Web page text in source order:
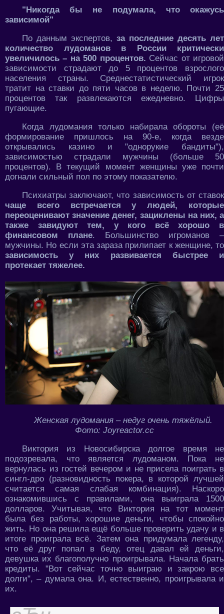
"Никогда бы не подумала, что окажусь
зависимой"
По данным экспертов, за последние десять лет
количество лудоманов в России критически
увеличилось – на 500 процентов. Сейчас от игровой
зависимости страдают до 5 процентов взрослого
населения страны. Среднестатистический игрок
тратит на ставки до пяти часов в неделю. Почти 25
процентов так развлекаются ежедневно. Цифры
пугающие.
Когда лудомания только набирала обороты (её
формирование пришлось на 90-е, когда везде
открывались казино и "однорукие бандиты"),
зависимостью страдали мужчины (больше 50
процентов). В текущий момент женщины уже почти
догнали сильный пол по этому показателю.
Психиатры заключают, что зависимость от ставок
чаще всего встречается у людей, которые
переоценивают значение денег, зациклены на них, а
также завидуют тем, у кого всё хорошо в
финансовом плане. Большинство игроманов –
мужчины. Но если эта зараза прилипает к женщине, то
зависимость у них развивается быстрее и
протекает тяжелее.
Женская лудомания – недуг очень тяжёлый.
Фото: Joyreactor.cc
Виктория из Новосибирска долгое время не
подозревала, что является лудоманом. Пока не
вернулась из гостей вечером и не присела поиграть в
сингл-дро (разновидность покера, в которой лучшей
считается самая слабая комбинация). Наскоро
ознакомившись с правилами, она выиграла 1500
долларов. Учитывая, что Виктория на тот момент
была без работы, хорошие деньги, чтобы спокойно
жить. Но она решила ещё больше проверить удачу и в
итоге проиграла всё. Затем она придумала легенду,
что её друг попал в беду, отец давал ей деньги,
девушка их благополучно проигрывала. Начала брать
кредиты. "Вот сейчас точно выиграю и закрою все
долги", – думала она. И, естественно, проигрывала и
их.